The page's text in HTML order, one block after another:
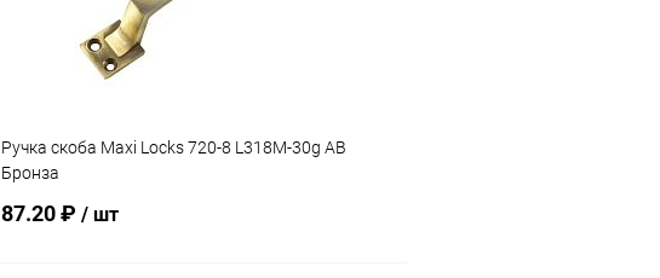
Ручка скоба Maxi Locks 720-8 L318M-30g AB
Бронза
87.20 ₽ / шт